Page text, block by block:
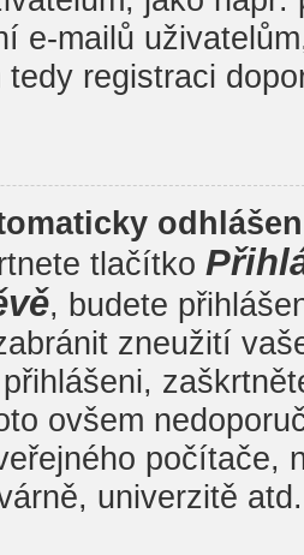
e-mailů
registraci
tlačítko
, budete
zneužití
ovšem
počítače,
univerzitě atd.